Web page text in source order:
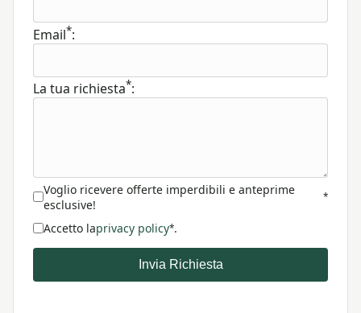
Email*:
La tua richiesta*:
Voglio ricevere offerte imperdibili e anteprime
esclusive!
*
Accetto laprivacy policy*.
Invia Richiesta